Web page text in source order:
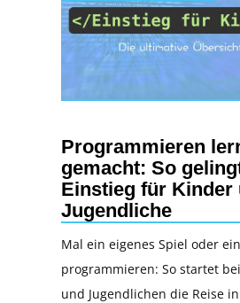
Programmieren
gemacht: So
Einstieg für Kinder
Jugendliche
Mal ein eigenes Spiel oder
programmieren: So startet
und Jugendlichen die Reise